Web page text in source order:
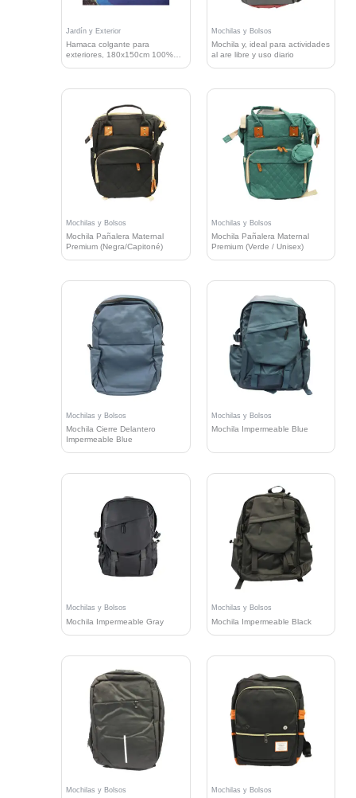
Jardín y Exterior
Hamaca colgante para
exteriores, 180x150cm 100%
Mochilas y Bolsos
Mochila y, ideal para actividades
al are libre y uso diario
Mochilas y Bolsos
Mochila Pañalera Maternal
Premium (Negra/Capitoné)
Mochilas y Bolsos
Mochila Pañalera Maternal
Premium (Verde / Unisex)
Mochilas y Bolsos
Mochila Cierre Delantero
Impermeable Blue
Mochilas y Bolsos
Mochila Impermeable Blue
Mochilas y Bolsos
Mochila Impermeable Gray
Mochilas y Bolsos
Mochila Impermeable Black
Mochilas y Bolsos Mochilas y Bolsos